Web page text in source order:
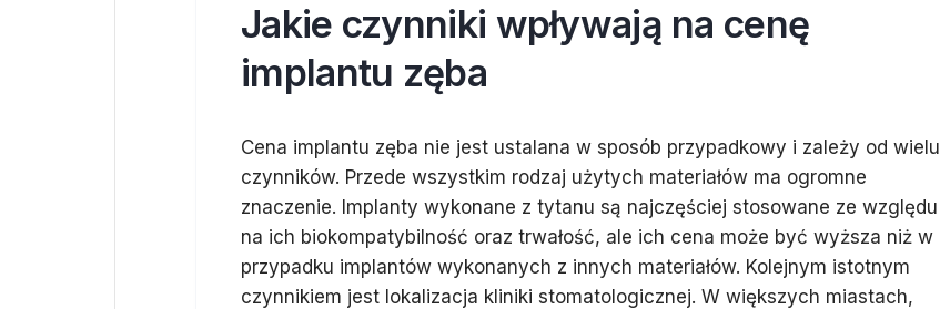
Jakie czynniki wpływają na cenę
implantu zęba
Cena implantu zęba nie jest ustalana w sposób przypadkowy i zależy od wielu
czynników. Przede wszystkim rodzaj użytych materiałów ma ogromne
znaczenie. Implanty wykonane z tytanu są najczęściej stosowane ze względu
na ich biokompatybilność oraz trwałość, ale ich cena może być wyższa niż w
przypadku implantów wykonanych z innych materiałów. Kolejnym istotnym
czynnikiem jest lokalizacja kliniki stomatologicznej. W większych miastach,